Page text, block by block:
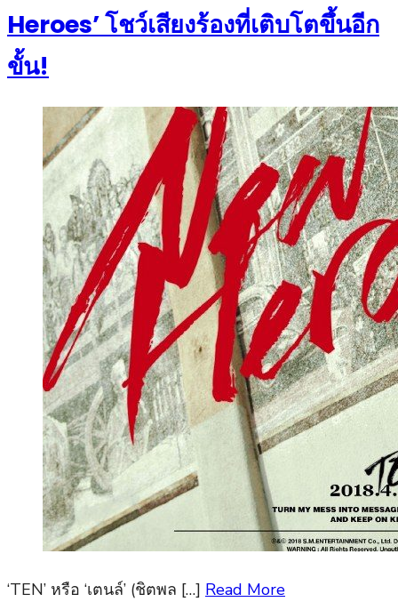
Heroes’ โชว์เสียงร้องที่เติบโตขึ้นอีก
ขั้น!
‘TEN’ หรือ ‘เตนล์’ (ชิตพล […] Read More